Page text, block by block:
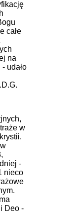
całe
na
udało
w
-
nieco
Deo -